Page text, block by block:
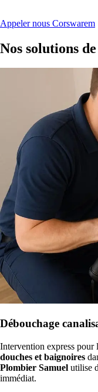
Appeler nous Corswarem
Nos solutions
Débouchage
Intervention express pour
douches et baignoires
Plombier Samuel utilise
immédiat.